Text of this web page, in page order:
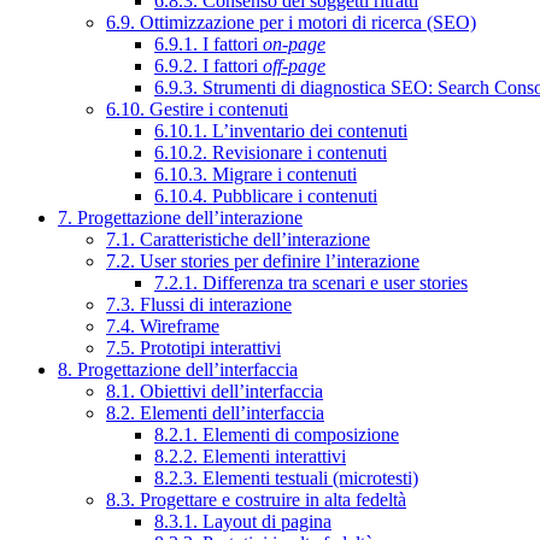
6.9. Ottimizzazione per i motori di ricerca (SEO)
6.9.1. I fattori on-page
6.9.2. I fattori off-page
6.9.3. Strumenti di diagnostica SEO: Search
6.10. Gestire i contenuti
6.10.1. L’inventario dei contenuti
6.10.2. Revisionare i contenuti
6.10.3. Migrare i contenuti
6.10.4. Pubblicare i contenuti
7. Progettazione dell’interazione
7.1. Caratteristiche dell’interazione
7.2. User stories per definire l’interazione
7.2.1. Differenza tra scenari e user stories
7.3. Flussi di interazione
7.4. Wireframe
7.5. Prototipi interattivi
8. Progettazione dell’interfaccia
8.1. Obiettivi dell’interfaccia
8.2. Elementi dell’interfaccia
8.2.1. Elementi di composizione
8.2.2. Elementi interattivi
8.2.3. Elementi testuali (microtesti)
8.3. Progettare e costruire in alta fedeltà
8.3.1. Layout di pagina